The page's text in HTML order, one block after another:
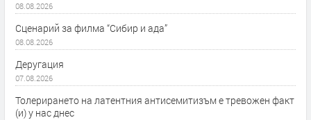
08.08.2026
Сценарий за филма “Сибир и ада”
08.08.2026
Деругация
07.08.2026
Толерирането на латентния антисемитизъм е тревожен факт
(и) у нас днес